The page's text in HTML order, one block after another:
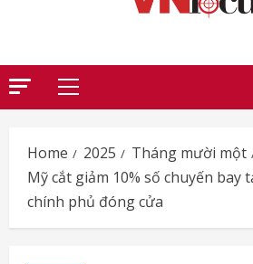
Primary
Home 2025 Tháng mười một
Mỹ cắt giảm 10% số chuyến bay
chính phủ đóng cửa